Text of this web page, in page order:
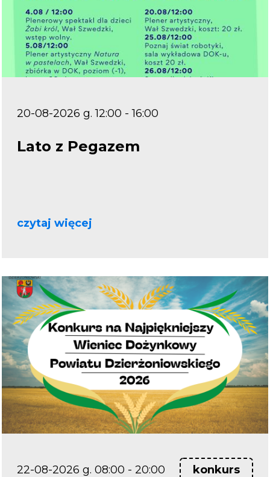
20-08-2026 g. 12:00 - 16:00
Lato z Pegazem
czytaj więcej
22-08-2026 g. 08:00 - 20:00 konkurs